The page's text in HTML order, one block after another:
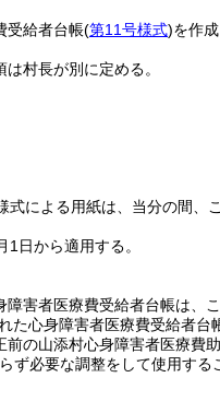
受給者台帳(第11号様式)を作
村長が別に定める。
による用紙は、当分の間、
日から適用する。
害者医療費受給者台帳は、
た心身障害者医療費受給者台
の山添村心身障害者医療
ず必要な調整をして使用する